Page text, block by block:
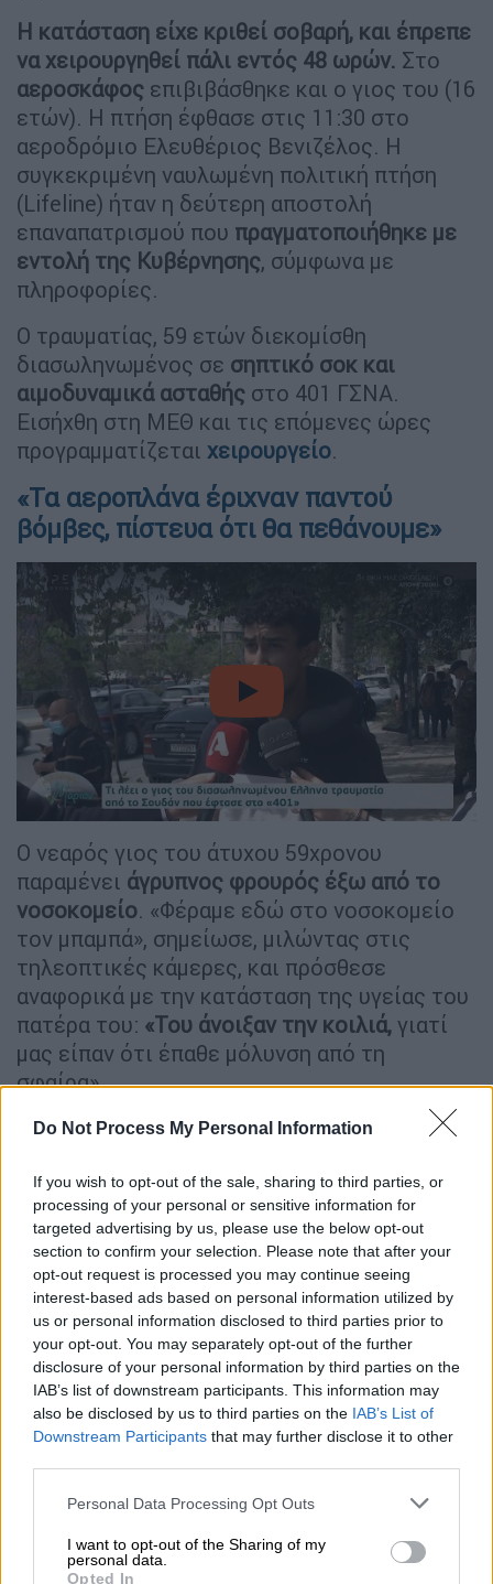
Do Not Process My Personal Information
If you wish to opt-out of the sale, sharing to third parties, or
processing of your personal or sensitive information for
targeted advertising by us, please use the below opt-out
section to confirm your selection. Please note that after your
opt-out request is processed you may continue seeing
interest-based ads based on personal information utilized by
us or personal information disclosed to third parties prior to
your opt-out. You may separately opt-out of the further
disclosure of your personal information by third parties on the
IAB’s list of downstream participants. This information may
also be disclosed by us to third parties on the IAB’s List of
Downstream Participants that may further disclose it to other
Please note that this website/app uses one or more Google
not limited to your visit or usage behaviour. You may click to
grant or deny consent to Google and its third-party tags to
Personal Data Processing Opt Outs
I want to opt-out of the Sharing of my
personal data.
Opted In
Η κατάσταση είχε κριθεί σοβαρή, και έπρεπε
να χειρουργηθεί πάλι εντός 48 ωρών. Στο
αεροσκάφος επιβιβάσθηκε και ο γιος του (16
ετών). Η πτήση έφθασε στις 11:30 στο
αεροδρόμιο Ελευθέριος Βενιζέλος. Η
συγκεκριμένη ναυλωμένη πολιτική πτήση
(Lifeline) ήταν η δεύτερη αποστολή
επαναπατρισμού που πραγματοποιήθηκε με
εντολή της Κυβέρνησης, σύμφωνα με
πληροφορίες.
Ο τραυματίας, 59 ετών διεκομίσθη
διασωληνωμένος σε σηπτικό σοκ και
αιμοδυναμικά ασταθής στο 401 ΓΣΝΑ.
Εισήχθη στη ΜΕΘ και τις επόμενες ώρες
προγραμματίζεται χειρουργείο.
«Τα αεροπλάνα έριχναν παντού
βόμβες, πίστευα ότι θα πεθάνουμε»
video
Ο νεαρός γιος του άτυχου 59χρονου
παραμένει άγρυπνος φρουρός έξω από το
νοσοκομείο. «Φέραμε εδώ στο νοσοκομείο
τον μπαμπά», σημείωσε, μιλώντας στις
τηλεοπτικές κάμερες, και πρόσθεσε
αναφορικά με την κατάσταση της υγείας του
πατέρα του: «Του άνοιξαν την κοιλιά, γιατί
μας είπαν ότι έπαθε μόλυνση από τη
σφαίρα».
Στο γαλλικό νοσοκομείο, χθες, καθάρισαν το
Σήμερα στις 18:30 θα μπει στο χειρουργείο
και αύριο το πρωί περίπου στις 11:00 θα μας
πουν πώς πήγε η επέμβαση και τι θα
επακολουθήσει».
Αναφερόμενος σε όσα έζησεαυτό το
διάστημα στο εμπόλεμο Σουδάν,ο νεαρός
εξήγησε πώς βρήκε τα ψυχικά αποθέματα για
να βοηθήσει τουςτραυματίες, που δεν είχαν
πρόσβαση σε ιατροφαρμακευτική
Εκανα ό,τι μπορούσα για να τους βοηθήσω με
όλες μου τις δυνάμεις», σημείωσε
χαρακτηριστικά ο νεαρός.